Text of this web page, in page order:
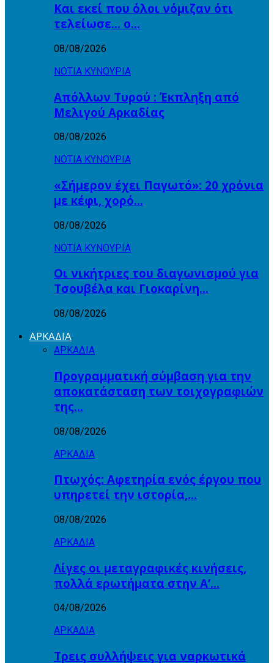
Και εκεί που όλοι νόμιζαν ότι
τελείωσε… ο…
08/08/2026
ΝΟΤΙΑ ΚΥΝΟΥΡΙΑ
Απόλλων Τυρού : Έκπληξη από
Μελιγού Αρκαδίας
08/08/2026
ΝΟΤΙΑ ΚΥΝΟΥΡΙΑ
«Σήμερον έχει Παγωτό»: 20 χρόνια
με κέφι, χορό…
08/08/2026
ΝΟΤΙΑ ΚΥΝΟΥΡΙΑ
Οι νικήτριες του διαγωνισμού για
Τσουβέλα και Γιοκαρίνη…
08/08/2026
ΑΡΚΑΔΙΑ
ΑΡΚΑΔΙΑ
Προγραμματική σύμβαση για την
αποκατάσταση των τοιχογραφιών
της…
08/08/2026
ΑΡΚΑΔΙΑ
Πτωχός: Αφετηρία ενός έργου που
υπηρετεί την ιστορία,…
08/08/2026
ΑΡΚΑΔΙΑ
Λίγες οι μεταγραφικές κινήσεις,
πολλά ερωτήματα στην Α’…
04/08/2026
ΑΡΚΑΔΙΑ
Τρεις συλλήψεις για ναρκωτικά